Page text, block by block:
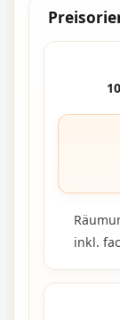
inkl.